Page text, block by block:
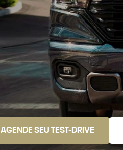
AGENDE SEU TEST-DRIVE